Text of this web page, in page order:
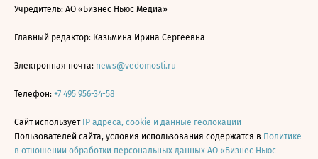
Учредитель: АО «Бизнес Ньюс Медиа»
Главный редактор: Казьмина Ирина Сергеевна
Электронная почта: news@vedomosti.ru
Телефон: +7 495 956-34-58
Сайт использует IP адреса, cookie и данные геолокации
Пользователей сайта, условия использования содержатся в Политике
в отношении обработки персональных данных АО «Бизнес Ньюс